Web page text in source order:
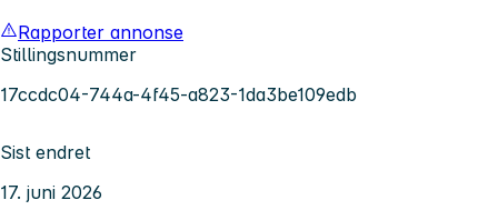
Rapporter annonse
Stillingsnummer
17ccdc04-744a-4f45-a823-1da3be109edb
Sist endret
17. juni 2026